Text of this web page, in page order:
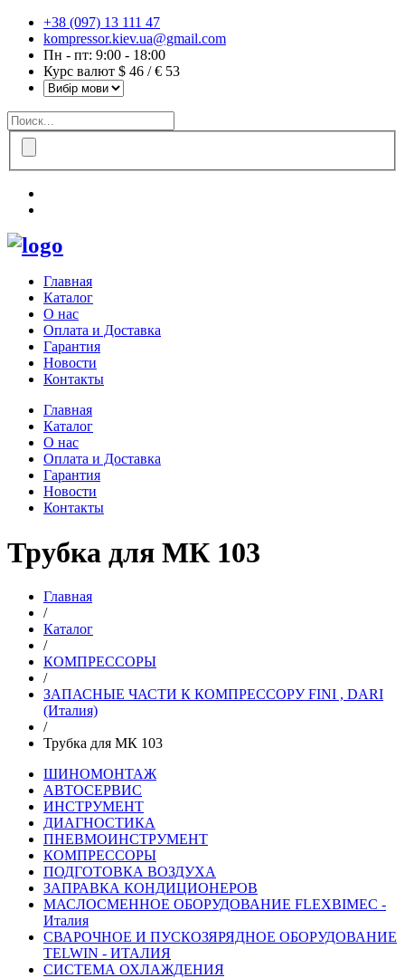
+38 (097) 13 111 47
kompressor.kiev.ua@gmail.com
Пн - пт: 9:00 - 18:00
Курс валют $ 46 / € 53
Главная
Каталог
О нас
Оплата и Доставка
Гарантия
Новости
Контакты
Главная
Каталог
О нас
Оплата и Доставка
Гарантия
Новости
Контакты
Трубка для МК 103
Главная
/
Каталог
/
КОМПРЕССОРЫ
/
ЗАПАСНЫЕ ЧАСТИ К КОМПРЕССОРУ FINI , DARI
(Италия)
/
Трубка для МК 103
ШИНОМОНТАЖ
АВТОСЕРВИС
ИНСТРУМЕНТ
ДИАГНОСТИКА
ПНЕВМОИНСТРУМЕНТ
КОМПРЕССОРЫ
ПОДГОТОВКА ВОЗДУХА
ЗАПРАВКА КОНДИЦИОНЕРОВ
МАСЛОСМЕННОЕ ОБОРУДОВАНИЕ FLEXBIMEC -
Италия
СВАРОЧНОЕ И ПУСКОЗЯРЯДНОЕ ОБОРУДОВАНИЕ
TELWIN - ИТАЛИЯ
СИСТЕМА ОХЛАЖДЕНИЯ